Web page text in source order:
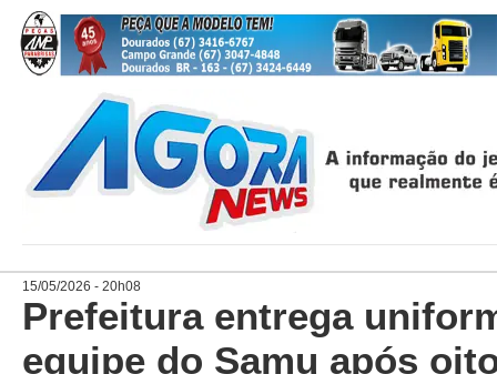
15/05/2026 - 20h08
Prefeitura entrega
equipe do Samu após